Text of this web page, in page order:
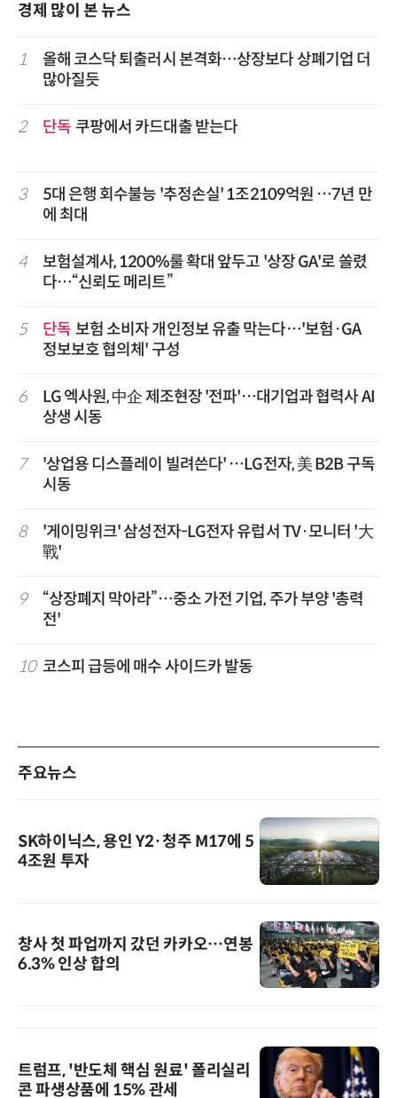
경제 많이 본 뉴스
1
올해 코스닥 퇴출러시 본격화…상장보다 상폐기업 더
많아질듯
2 단독 쿠팡에서 카드대출 받는다
3
5대 은행 회수불능 '추정손실' 1조2109억원 …7년 만
에 최대
4
보험설계사, 1200%룰 확대 앞두고 '상장 GA'로 쏠렸
다…“신뢰도 메리트”
5 단독 보험 소비자 개인정보 유출 막는다…'보험·GA
정보보호 협의체' 구성
6
LG 엑사원, 中企 제조현장 '전파'…대기업과 협력사 AI
상생 시동
7
'상업용 디스플레이 빌려쓴다' …LG전자, 美 B2B 구독
시동
8
'게이밍위크' 삼성전자-LG전자 유럽서 TV·모니터 '大
戰'
9
“상장폐지 막아라”…중소 가전 기업, 주가 부양 '총력
전'
10 코스피 급등에 매수 사이드카 발동
주요뉴스
SK하이닉스, 용인 Y2·청주 M17에 5
4조원 투자
창사 첫 파업까지 갔던 카카오…연봉
6.3% 인상 합의
트럼프, '반도체 핵심 원료' 폴리실리
콘 파생상품에 15% 관세